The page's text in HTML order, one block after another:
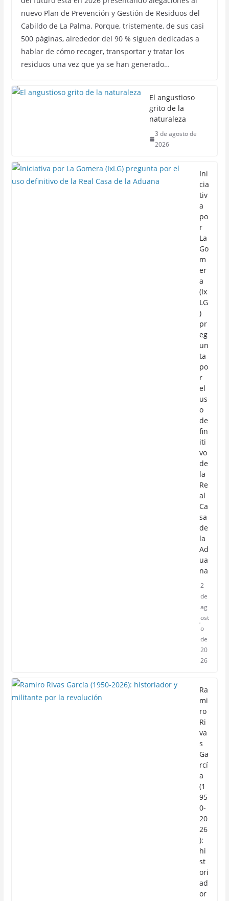
nuevo Plan de Prevención y Gestión de Residuos del
Cabildo de La Palma. Porque, tristemente, de sus casi
500 páginas, alrededor del 90 % siguen dedicadas a
hablar de cómo recoger, transportar y tratar los
residuos una vez que ya se han generado…
El angustioso
grito de la
naturaleza
3 de agosto de
2026
Ini
cia
tiv
a
po
r
La
Go
m
er
a
(Ix
LG
)
pr
eg
un
ta
po
r
el
us
o
de
fin
iti
vo
de
la
Re
al
Ca
sa
de
la
Ad
ua
na
2
de
ag
ost
o
de
20
26
Ra
mi
ro
Ri
va
s
Ga
rcí
a
(1
95
0-
20
26
):
hi
st
ori
ad
or